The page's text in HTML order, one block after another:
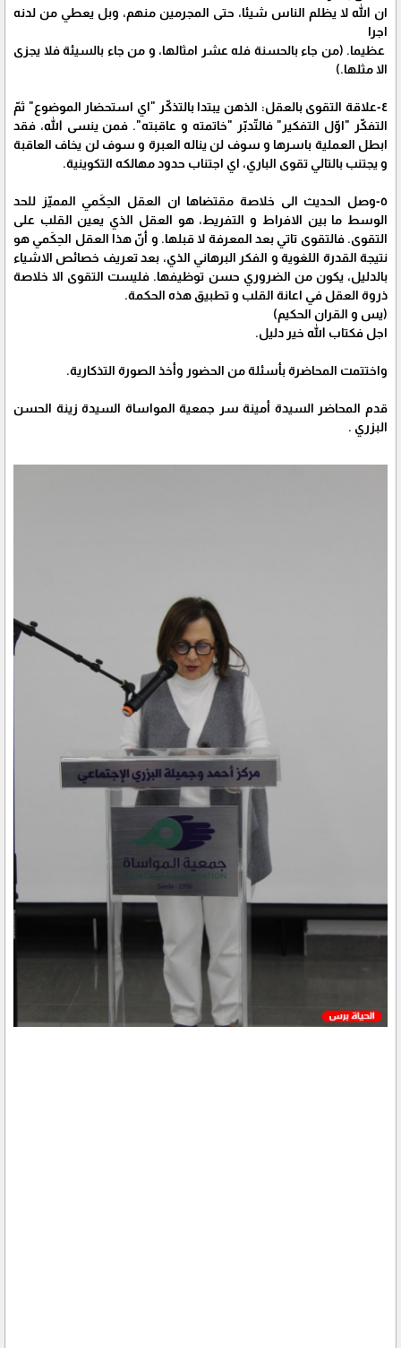
ان الله لا يظلم الناس شيئا، حتى المجرمين منهم، وبل يعطي من لدنه
اجرا
عظيما. (من جاء بالحسنة فله عشر امثالها، و من جاء بالسيئة فلا يجزى
الا مثلها.)
٤-علاقة التقوى بالعقل: الذهن يبتدا بالتذكّر "اي استحضار الموضوع" ثمّ
التفكّر "اوّل التفكير" فالتّدبّر "خاتمته و عاقبته". فمن ينسى الله، فقد
ابطل العملية باسرها و سوف لن يناله العبرة و سوف لن يخاف العاقبة
و يجتنب بالتالي تقوى الباري، اي اجتناب حدود مهالكه التكوينية.
٥-وصل الحديث الى خلاصة مقتضاها ان العقل الحِكَمي المميّز للحد
الوسط ما بين الافراط و التفريط، هو العقل الذي يعين القلب على
التقوى. فالتقوى تاتي بعد المعرفة لا قبلها. و أنّ هذا العقل الحِكَمي هو
نتيجة القدرة اللغوية و الفكر البرهاني الذي، بعد تعريف خصائص الاشياء
بالدليل، يكون من الضروري حسن توظيفها. فليست التقوى الا خلاصة
ذروة العقل في اعانة القلب و تطبيق هذه الحكمة.
(يس و القران الحكيم)
اجل فكتاب الله خير دليل.
واختتمت المحاضرة بأسئلة من الحضور وأخذ الصورة التذكارية.
قدم المحاضر السيدة أمينة سر جمعية المواساة السيدة زينة الحسن
البزري .